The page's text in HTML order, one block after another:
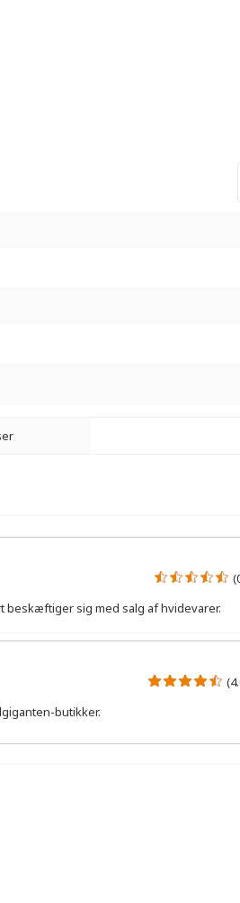
sig med salg af hvidevarer.
butikker.